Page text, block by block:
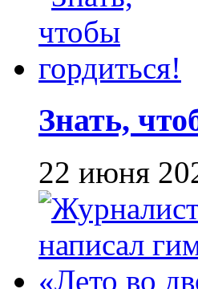
Знать,
22 июня